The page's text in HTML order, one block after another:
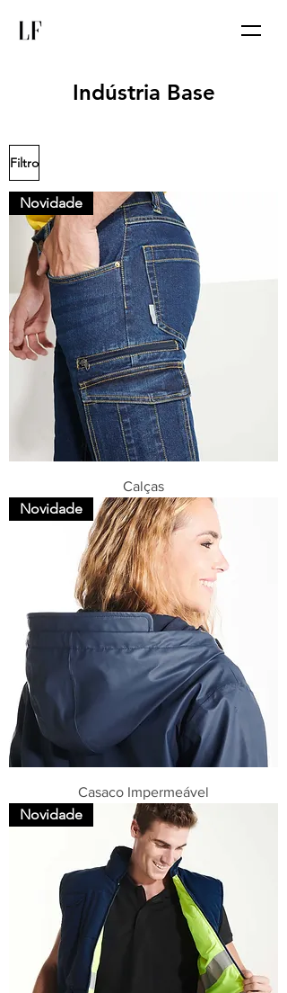
Indústria Base
Filtro
Novidade
Calças
Novidade
Casaco Impermeável
Novidade